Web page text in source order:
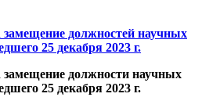
замещение должностей научных
25 декабря 2023 г.
замещение должности научных
25 декабря 2023 г.